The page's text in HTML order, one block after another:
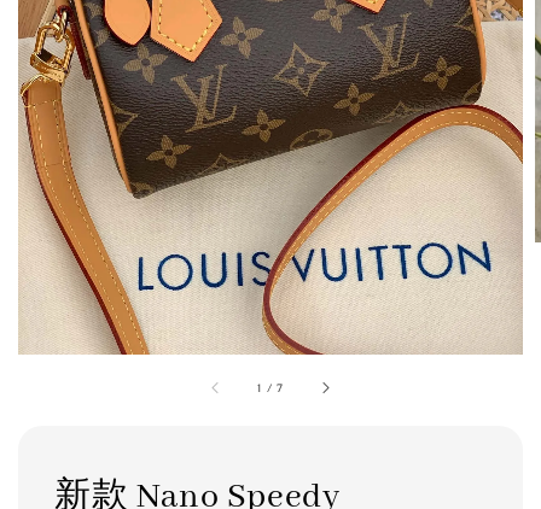
1 /7
新款 Nano Speedy